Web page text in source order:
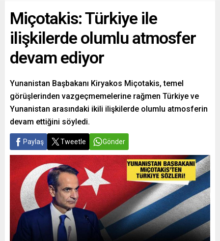
Miçotakis: Türkiye ile
ilişkilerde olumlu atmosfer
devam ediyor
Yunanistan Başbakanı Kiryakos Miçotakis, temel
görüşlerinden vazgeçmemelerine rağmen Türkiye ve
Yunanistan arasındaki ikili ilişkilerde olumlu atmosferin
devam ettiğini söyledi.
Paylaş Tweetle Gönder